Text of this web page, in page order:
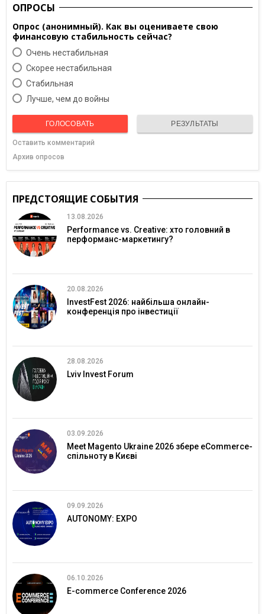
ОПРОСЫ
Опрос (анонимный). Как вы оцениваете свою
финансовую стабильность сейчас?
Очень нестабильная
Скорее нестабильная
Cтабильная
Лучше, чем до войны
ГОЛОСОВАТЬ РЕЗУЛЬТАТЫ
Оставить комментарий
Архив опросов
ПРЕДСТОЯЩИЕ СОБЫТИЯ
13.08.2026
Performance vs. Creative: хто головний в
перформанс-маркетингу?
20.08.2026
InvestFest 2026: найбільша онлайн-
конференція про інвестиції
28.08.2026
Lviv Invest Forum
03.09.2026
Meet Magento Ukraine 2026 збере eCommerce-
спільноту в Києві
09.09.2026
AUTONOMY: EXPO
06.10.2026
E-commerce Conference 2026